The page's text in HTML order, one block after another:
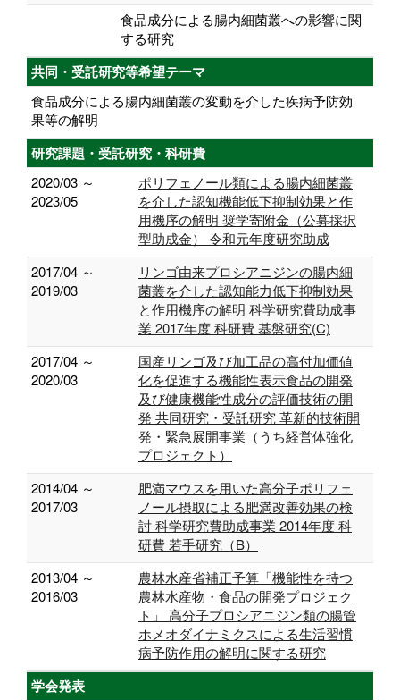
食品成分による腸内細菌叢への影響に関
する研究
共同・受託研究等希望テーマ
食品成分による腸内細菌叢の変動を介した疾病予防効
果等の解明
研究課題・受託研究・科研費
2020/03 ～
2023/05
ポリフェノール類による腸内細菌叢
を介した認知機能低下抑制効果と作
用機序の解明 奨学寄附金（公募採択
型助成金） 令和元年度研究助成
2017/04 ～
2019/03
リンゴ由来プロシアニジンの腸内細
菌叢を介した認知能力低下抑制効果
と作用機序の解明 科学研究費助成事
業 2017年度 科研費 基盤研究(C)
2017/04 ～
2020/03
国産リンゴ及び加工品の高付加価値
化を促進する機能性表示食品の開発
及び健康機能性成分の評価技術の開
発 共同研究・受託研究 革新的技術開
発・緊急展開事業（うち経営体強化
プロジェクト）
2014/04 ～
2017/03
肥満マウスを用いた高分子ポリフェ
ノール摂取による肥満改善効果の検
討 科学研究費助成事業 2014年度 科
研費 若手研究（B）
2013/04 ～
2016/03
農林水産省補正予算「機能性を持つ
農林水産物・食品の開発プロジェク
ト」 高分子プロシアニジン類の腸管
ホメオダイナミクスによる生活習慣
病予防作用の解明に関する研究
学会発表